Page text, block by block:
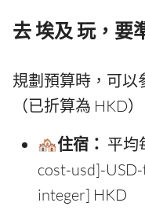
去 埃及 玩，要
規劃預算時，可以
（已折算為 HKD）
🏘️住宿： 平均
cost-usd]-
integer] HKD